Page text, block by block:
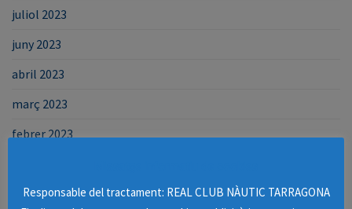
juliol 2023
juny 2023
abril 2023
març 2023
febrer 2023
desembre 2022
Responsable del tractament: REAL CLUB NÀUTIC TARRAGONA